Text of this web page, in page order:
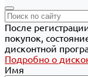
После
покупок,
дисконтной
Подробно о
Имя